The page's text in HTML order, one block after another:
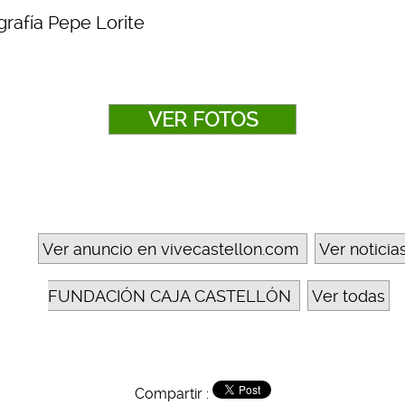
Pepe Lorite
VER FOTOS
Ver anuncio en vivecastellon.com Ver
FUNDACIÓN CAJA CASTELLÓN Ver todas
Compartir :